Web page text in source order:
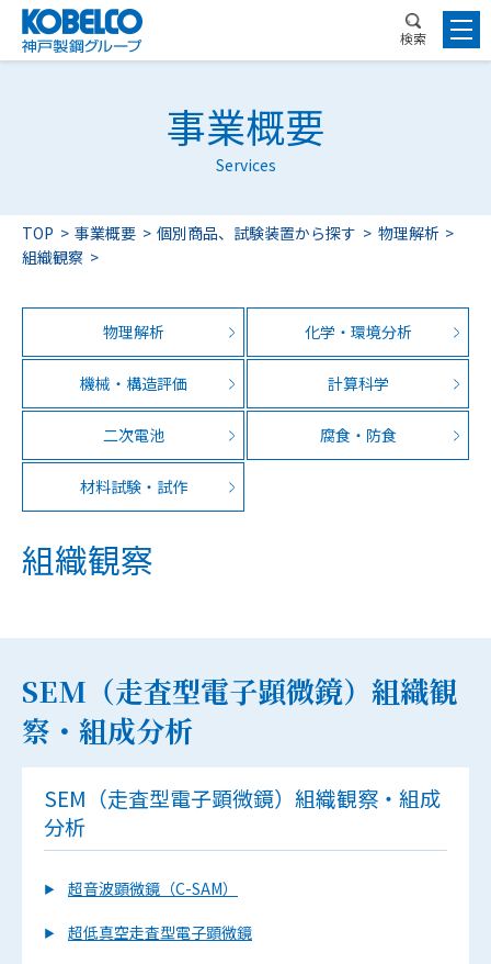
検索
事業概要
Services
TOP 事業概要 個別商品、試験装置から探す
物理解析
組織観察
物理解析 化学・環境分析
機械・構造評価 計算科学
二次電池 腐食・防食
材料試験・試作
組織観察
SEM（走査型電子顕微鏡）組織観
察・組成分析
SEM（走査型電子顕微鏡）組織観察・組成
分析
超音波顕微鏡（C-SAM）
超低真空走査型電子顕微鏡